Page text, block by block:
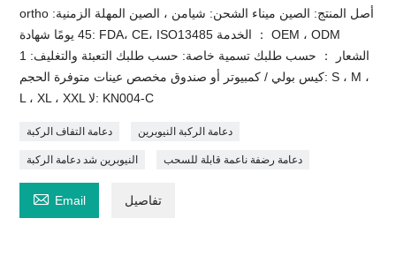
ortho أصل المنتج: الصين ميناء الشحن: شيامن ، الصين المهلة الزمنية:
45 يومًا شهادة: FDA، CE، ISO13485 الخدمة ： OEM ، ODM
الشعار ： حسب طلبك تسمية خاصة: حسب طلبك التعبئة والتغليف: 1
كيس بولي / كمبيوتر أو صندوق مخصص عينات متوفرة الحجم: S ، M ،
L ، XL ، XXL لا: KN004-C
دعامة التفاف الركبة دعامة الركبة النيوبرين
النيوبرين شد دعامة الركبة دعامة رضفة ناعمة قابلة للسحب
 Email تفاصيل